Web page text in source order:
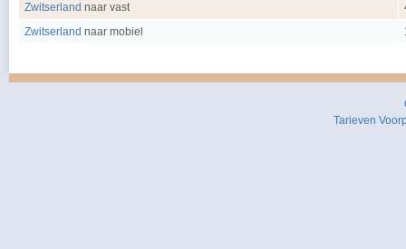
Zwitserland naar vast
Zwitserland naar mobiel
Tarieven